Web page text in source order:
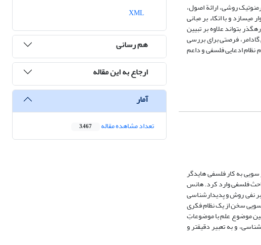
روشی، ارائة اصول،
و با اتکاء بر مبانی
بتواند علاوه بر تبیین
فرصتی برای بررسی
ادعایی فلسفی و داعم
است که از سویی به کار فلسفی هایدگر
فلسفی وارد کرد. هانس
نفی روش و پدیدارشناسی
سویی سخن از یک نظام فکری
موضوع علم با موضوعاتِ
و به تعبیر دقیق­تر و
هم رسانی
ارجاع به این مقاله
آمار
تعداد مشاهده مقاله 3,467